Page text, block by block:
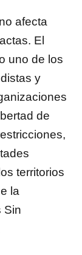
afecta
El
uno de los
y
de
territorios
la
Sin